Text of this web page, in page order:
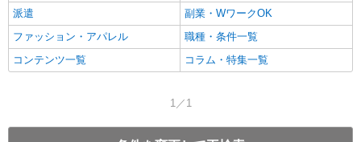
派遣
副業・WワークOK
ファッション・アパレル
職種・条件一覧
コンテンツ一覧
コラム・特集一覧
1／1